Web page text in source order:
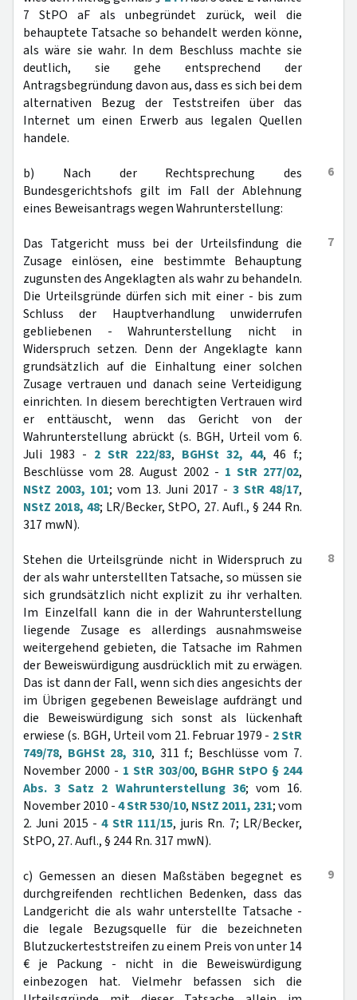
7 StPO aF als unbegründet zurück, weil die
behauptete Tatsache so behandelt werden könne,
als wäre sie wahr. In dem Beschluss machte sie
deutlich, sie gehe entsprechend der
Antragsbegründung davon aus, dass es sich bei dem
alternativen Bezug der Teststreifen über das
Internet um einen Erwerb aus legalen Quellen
handele.
6
b) Nach der Rechtsprechung des
Bundesgerichtshofs gilt im Fall der Ablehnung
eines Beweisantrags wegen Wahrunterstellung:
7
Das Tatgericht muss bei der Urteilsfindung die
Zusage einlösen, eine bestimmte Behauptung
zugunsten des Angeklagten als wahr zu behandeln.
Die Urteilsgründe dürfen sich mit einer - bis zum
Schluss der Hauptverhandlung unwiderrufen
gebliebenen - Wahrunterstellung nicht in
Widerspruch setzen. Denn der Angeklagte kann
grundsätzlich auf die Einhaltung einer solchen
Zusage vertrauen und danach seine Verteidigung
einrichten. In diesem berechtigten Vertrauen wird
er enttäuscht, wenn das Gericht von der
Wahrunterstellung abrückt (s. BGH, Urteil vom 6.
Juli 1983 - 2 StR 222/83, BGHSt 32, 44, 46 f.;
Beschlüsse vom 28. August 2002 - 1 StR 277/02,
NStZ 2003, 101; vom 13. Juni 2017 - 3 StR 48/17,
NStZ 2018, 48; LR/Becker, StPO, 27. Aufl., § 244 Rn.
317 mwN).
8
Stehen die Urteilsgründe nicht in Widerspruch zu
der als wahr unterstellten Tatsache, so müssen sie
sich grundsätzlich nicht explizit zu ihr verhalten.
Im Einzelfall kann die in der Wahrunterstellung
liegende Zusage es allerdings ausnahmsweise
weitergehend gebieten, die Tatsache im Rahmen
der Beweiswürdigung ausdrücklich mit zu erwägen.
Das ist dann der Fall, wenn sich dies angesichts der
im Übrigen gegebenen Beweislage aufdrängt und
die Beweiswürdigung sich sonst als lückenhaft
erwiese (s. BGH, Urteil vom 21. Februar 1979 - 2 StR
749/78, BGHSt 28, 310, 311 f.; Beschlüsse vom 7.
November 2000 - 1 StR 303/00, BGHR StPO § 244
Abs. 3 Satz 2 Wahrunterstellung 36; vom 16.
November 2010 -4 StR 530/10, NStZ 2011, 231; vom
2. Juni 2015 -4 StR 111/15, juris Rn. 7; LR/Becker,
StPO, 27. Aufl., § 244 Rn. 317 mwN).
9
c) Gemessen an diesen Maßstäben begegnet es
durchgreifenden rechtlichen Bedenken, dass das
Landgericht die als wahr unterstellte Tatsache -
die legale Bezugsquelle für die bezeichneten
Blutzuckerteststreifen zu einem Preis von unter 14
€ je Packung - nicht in die Beweiswürdigung
einbezogen hat. Vielmehr befassen sich die